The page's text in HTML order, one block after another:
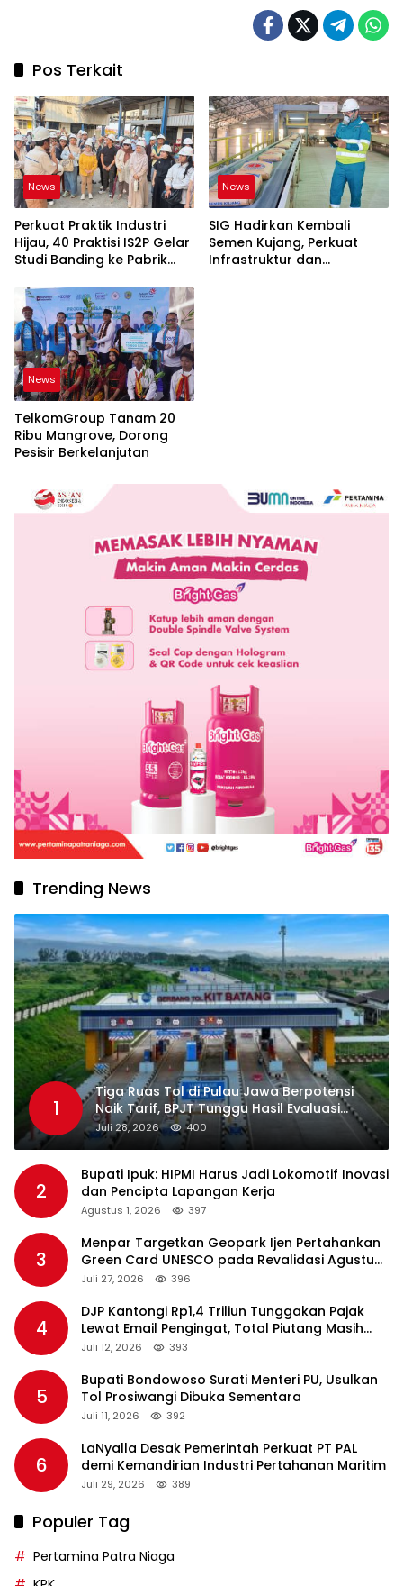
Pos Terkait
News
Perkuat Praktik Industri
Hijau, 40 Praktisi IS2P Gelar
Studi Banding ke Pabrik
News
SIG Hadirkan Kembali
Semen Kujang, Perkuat
Infrastruktur dan
News
TelkomGroup Tanam 20
Ribu Mangrove, Dorong
Pesisir Berkelanjutan
Trending News
1
Tiga Ruas Tol di Pulau Jawa Berpotensi
Naik Tarif, BPJT Tunggu Hasil Evaluasi
Standar Pelayanan
Juli 28, 2026 400
2
Bupati Ipuk: HIPMI Harus Jadi Lokomotif Inovasi
dan Pencipta Lapangan Kerja
Agustus 1, 2026 397
3
Menpar Targetkan Geopark Ijen Pertahankan
Green Card UNESCO pada Revalidasi Agustus
2026
Juli 27, 2026 396
4
DJP Kantongi Rp1,4 Triliun Tunggakan Pajak
Lewat Email Pengingat, Total Piutang Masih
Rp36 Triliun
Juli 12, 2026 393
5
Bupati Bondowoso Surati Menteri PU, Usulkan
Tol Prosiwangi Dibuka Sementara
Juli 11, 2026 392
6
LaNyalla Desak Pemerintah Perkuat PT PAL
demi Kemandirian Industri Pertahanan Maritim
Juli 29, 2026 389
Populer Tag
Pertamina Patra Niaga